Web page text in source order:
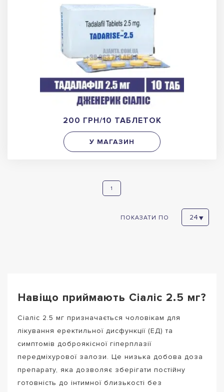
200 ГРН/10 ТАБЛЕТОК
У МАГАЗИН
1
ПОКАЗАТИ ПО
Навіщо приймають Сіаліс 2.5 мг?
Сіаліс 2.5 мг призначається чоловікам для
лікування еректильної дисфункції (ЕД) та
симптомів доброякісної гіперплазії
передміхурової залози. Це низька добова доза
препарату, яка дозволяє зберігати постійну
готовність до інтимної близькості без